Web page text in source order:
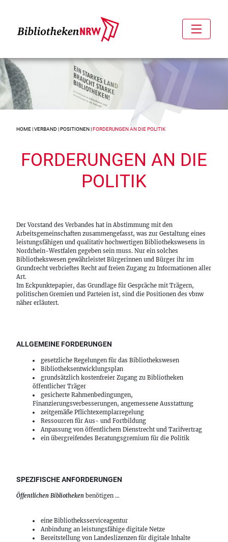
HOME|VERBAND |POSITIONEN|FORDERUNGEN AN DIE POLITIK
FORDERUNGEN AN DIE
POLITIK
Der Vorstand des Verbandes hat in Abstimmung mit den
Arbeitsgemeinschaften zusammengefasst, was zur Gestaltung eines
leistungsfähigen und qualitativ hochwertigen Bibliothekswesens in
Nordrhein-Westfalen gegeben sein muss. Nur ein solches
Bibliothekswesen gewährleistet Bürgerinnen und Bürger ihr im
Grundrecht verbrieftes Recht auf freien Zugang zu Informationen aller
Art.
Im Eckpunktepapier, das Grundlage für Gespräche mit Trägern,
politischen Gremien und Parteien ist, sind die Positionen des vbnw
näher erläutert.
ALLGEMEINE FORDERUNGEN
gesetzliche Regelungen für das Bibliothekswesen
Bibliotheksentwicklungsplan
grundsätzlich kostenfreier Zugang zu Bibliotheken
öffentlicher Träger
gesicherte Rahmenbedingungen,
Finanzierungsverbesserungen, angemessene Ausstattung
zeitgemäße Pflichtexemplarregelung
Ressourcen für Aus- und Fortbildung
Anpassung von öffentlichem Dienstrecht und Tarifvertrag
ein übergreifendes Beratungsgremium für die Politik
SPEZIFISCHE ANFORDERUNGEN
Öffentlichen Bibliotheken benötigen …
eine Bibliotheksserviceagentur
Anbindung an leistungsfähige digitale Netze
Bereitstellung von Landeslizenzen für digitale Inhalte